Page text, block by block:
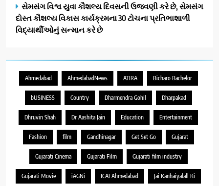
સેમસંગ વિશ્વ યુવા કૌશલ્ય દિવસની ઉજવણી કરે છે, સેમસંગ
દોસ્ત કૌશલ્ય વિકાસ કાર્યક્રમના 30 ટોચના પ્રતિભાશાળી
વિદ્યાર્થીઓનું સન્માન કરે છે
Ahmedabad AhmedabadNews ATIRA Bicharo Bachelor
bUSINESS Country Dharmendra Gohil Dharpakad
Dhruvin Shah Dr Aashita Jain Education Entertainment
Fashion film Gandhinagar Get Set Go Gujarat
Gujarati Cinema Gujarati Film Gujarati film industry
Gujarati Movie iAGNi ICAI Ahmedabad Jai Kanhaiyalall Ki